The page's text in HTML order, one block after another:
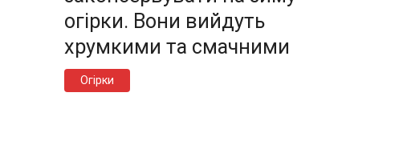
огірки. Вони вийдуть
хрумкими та смачними
Огірки